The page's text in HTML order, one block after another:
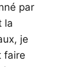
par
la
je
faire